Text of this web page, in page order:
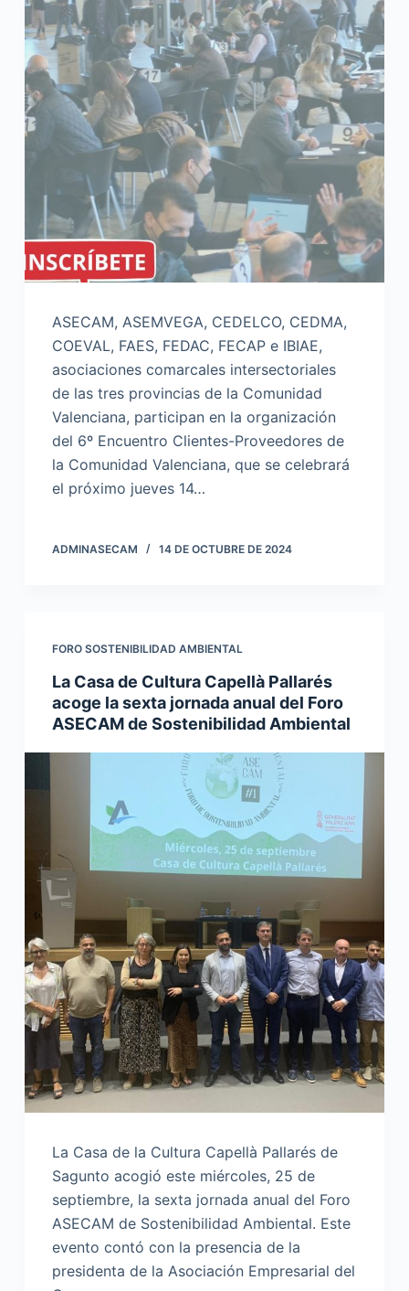
ASECAM, ASEMVEGA, CEDELCO, CEDMA,
COEVAL, FAES, FEDAC, FECAP e IBIAE,
asociaciones comarcales intersectoriales
de las tres provincias de la Comunidad
Valenciana, participan en la organización
del 6º Encuentro Clientes-Proveedores de
la Comunidad Valenciana, que se celebrará
el próximo jueves 14…
ADMINASECAM 14 DE OCTUBRE DE 2024
FORO SOSTENIBILIDAD AMBIENTAL
La Casa de Cultura Capellà Pallarés
acoge la sexta jornada anual del Foro
ASECAM de Sostenibilidad Ambiental
La Casa de la Cultura Capellà Pallarés de
Sagunto acogió este miércoles, 25 de
septiembre, la sexta jornada anual del Foro
ASECAM de Sostenibilidad Ambiental. Este
evento contó con la presencia de la
presidenta de la Asociación Empresarial del